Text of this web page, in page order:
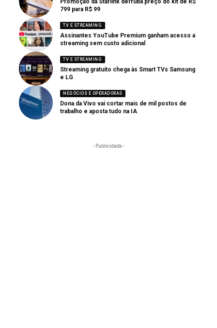
799 para R$ 99
TV E STREAMING
Assinantes YouTube Premium ganham acesso a
streaming sem custo adicional
TV E STREAMING
Streaming gratuito chega às Smart TVs Samsung
e LG
NEGÓCIOS E OPERADORAS
Dona da Vivo vai cortar mais de mil postos de
trabalho e aposta tudo na IA
- Publicidade -